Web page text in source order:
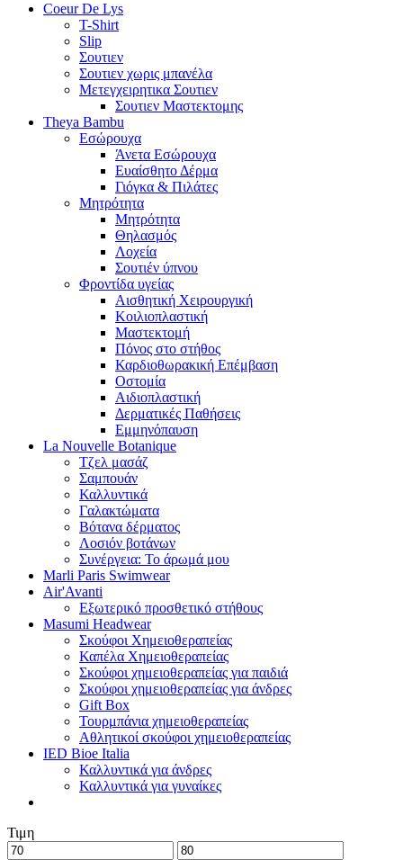
Coeur De Lys
T-Shirt
Slip
Σουτιεν
Σουτιεν χωρις μπανέλα
Μετεγχειρητικα Σουτιεν
Σουτιεν Μαστεκτομης
Theya Bambu
Εσώρουχα
Άνετα Εσώρουχα
Ευαίσθητο Δέρμα
Γιόγκα & Πιλάτες
Μητρότητα
Μητρότητα
Θηλασμός
Λοχεία
Σουτιέν ύπνου
Φροντίδα υγείας
Αισθητική Χειρουργική
Κοιλιοπλαστική
Μαστεκτομή
Πόνος στο στήθος
Καρδιοθωρακική Επέμβαση
Οστομία
Αιδιοπλαστική
Δερματικές Παθήσεις
Εμμηνόπαυση
La Nouvelle Botanique
Τζελ μασάζ
Σαμπουάν
Καλλυντικά
Γαλακτώματα
Βότανα δέρματος
Λοσιόν βοτάνων
Συνέργεια: Το άρωμά μου
Marli Paris Swimwear
Air'Avanti
Εξωτερικό προσθετικό στήθους
Masumi Headwear
Σκούφοι Χημειοθεραπείας
Καπέλα Χημειοθεραπείας
Σκούφοι χημειοθεραπείας για παιδιά
Σκούφοι χημειοθεραπείας για άνδρες
Gift Box
Τουρμπάνια χημειοθεραπείας
Αθλητικοί σκούφοι χημειοθεραπείας
IED Bioe Italia
Καλλυντικά για άνδρες
Καλλυντικά για γυναίκες
Τιμη